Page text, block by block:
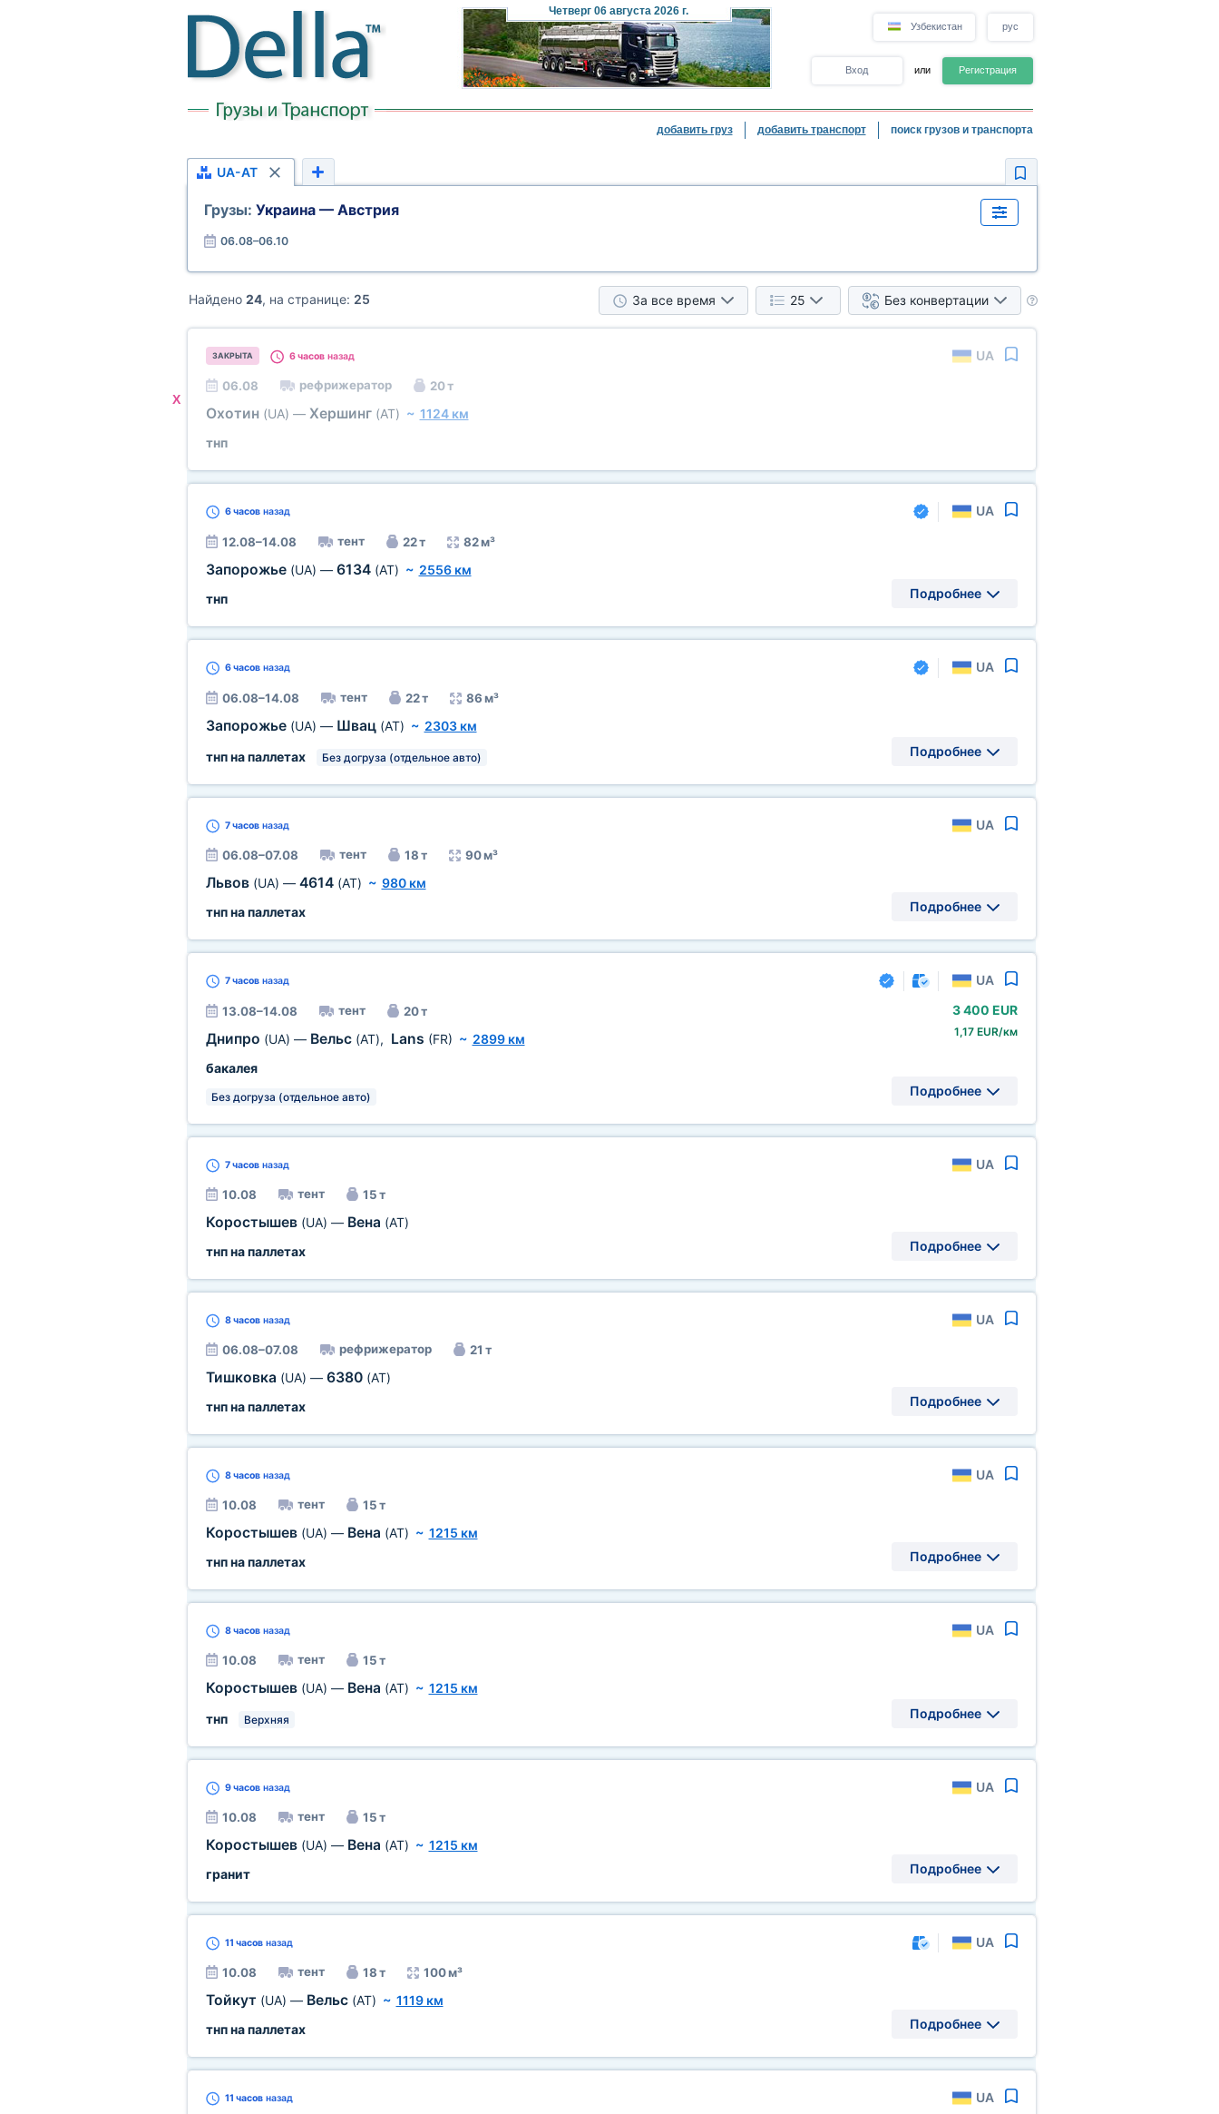
Четверг 06 августа 2026 г.
Узбекистан рус
Вход или Регистрация
добавить груз добавить транспорт поиск грузов и транспорта
UA-AT
Грузы: Украина — Австрия
06.08–06.10
Найдено 24, на странице: 25 За все время 25 Без конвертации
X
ЗАКРЫТА 6 часовназад UA
06.08 рефрижератор 20 т
Охотин (UA) — Хершинг (AT) ~ 1124 км
тнп
6 часовназад UA
12.08–14.08 тент 22 т 82 м³
Запорожье (UA) — 6134 (AT) ~ 2556 км
тнп
Подробнее
6 часовназад UA
06.08–14.08 тент 22 т 86 м³
Запорожье (UA) — Швац (AT) ~ 2303 км
тнп на паллетах
Без догруза (отдельное авто) Подробнее
7 часовназад UA
06.08–07.08 тент 18 т 90 м³
Львов (UA) — 4614 (AT) ~ 980 км
тнп на паллетах
Подробнее
7 часовназад UA
13.08–14.08 тент 20 т
Днипро (UA) — Вельс (AT), Lans (FR) ~ 2899 км
бакалея
Без догруза (отдельное авто)
3 400 EUR
1,17 EUR/км
Подробнее
7 часовназад UA
10.08 тент 15 т
Коростышев (UA) — Вена (AT)
тнп на паллетах
Подробнее
8 часовназад UA
06.08–07.08 рефрижератор 21 т
Тишковка (UA) — 6380 (AT)
тнп на паллетах
Подробнее
8 часовназад UA
10.08 тент 15 т
Коростышев (UA) — Вена (AT) ~ 1215 км
тнп на паллетах
Подробнее
8 часовназад UA
10.08 тент 15 т
Коростышев (UA) — Вена (AT) ~ 1215 км
тнп
Верхняя Подробнее
9 часовназад UA
10.08 тент 15 т
Коростышев (UA) — Вена (AT) ~ 1215 км
гранит
Подробнее
11 часовназад UA
10.08 тент 18 т 100 м³
Тойкут (UA) — Вельс (AT) ~ 1119 км
тнп на паллетах
Подробнее
11 часовназад UA